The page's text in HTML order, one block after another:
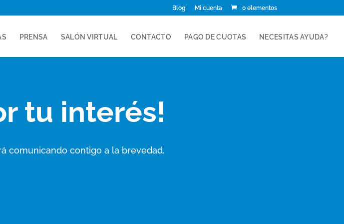
Blog Mi cuenta 0 elementos
PRENSA SALÓN VIRTUAL CONTACTO PAGO DE CUOTAS NECESITAS AYUDA?
tu interés!
comunicando contigo a la brevedad.